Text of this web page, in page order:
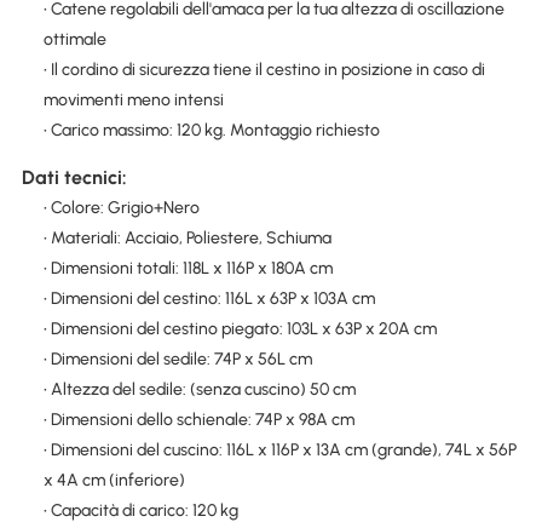
• Catene regolabili dell'amaca per la tua altezza di oscillazione
ottimale
• Il cordino di sicurezza tiene il cestino in posizione in caso di
movimenti meno intensi
• Carico massimo: 120 kg. Montaggio richiesto
Dati tecnici:
• Colore: Grigio+Nero
• Materiali: Acciaio, Poliestere, Schiuma
• Dimensioni totali: 118L x 116P x 180A cm
• Dimensioni del cestino: 116L x 63P x 103A cm
• Dimensioni del cestino piegato: 103L x 63P x 20A cm
• Dimensioni del sedile: 74P x 56L cm
• Altezza del sedile: (senza cuscino) 50 cm
• Dimensioni dello schienale: 74P x 98A cm
• Dimensioni del cuscino: 116L x 116P x 13A cm (grande), 74L x 56P
x 4A cm (inferiore)
• Capacità di carico: 120 kg